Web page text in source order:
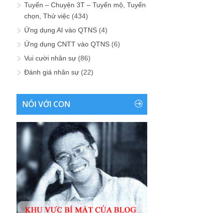
Tuyển – Chuyện 3T – Tuyển mộ, Tuyển
chọn, Thử việc (434)
Ứng dụng AI vào QTNS (4)
Ứng dụng CNTT vào QTNS (6)
Vui cười nhân sự (86)
Đánh giá nhân sự (22)
NÓI VỚI CON